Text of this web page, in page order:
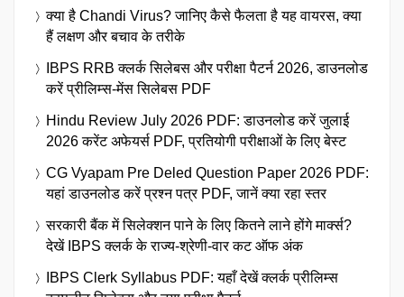
क्या है Chandi Virus? जानिए कैसे फैलता है यह वायरस, क्या
हैं लक्षण और बचाव के तरीके
IBPS RRB क्लर्क सिलेबस और परीक्षा पैटर्न 2026, डाउनलोड
करें प्रीलिम्स-मेंस सिलेबस PDF
Hindu Review July 2026 PDF: डाउनलोड करें जुलाई
2026 करेंट अफेयर्स PDF, प्रतियोगी परीक्षाओं के लिए बेस्ट
CG Vyapam Pre Deled Question Paper 2026 PDF:
यहां डाउनलोड करें प्रश्न पत्र PDF, जानें क्या रहा स्तर
सरकारी बैंक में सिलेक्शन पाने के लिए कितने लाने होंगे मार्क्स?
देखें IBPS क्लर्क के राज्य-श्रेणी-वार कट ऑफ अंक
IBPS Clerk Syllabus PDF: यहाँ देखें क्लर्क प्रीलिम्स